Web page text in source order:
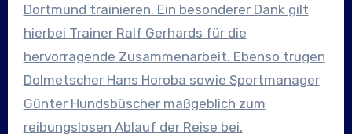
Dortmund trainieren. Ein besonderer Dank gilt
hierbei Trainer Ralf Gerhards für die
hervorragende Zusammenarbeit. Ebenso trugen
Dolmetscher Hans Horoba sowie Sportmanager
Günter Hundsbüscher maßgeblich zum
reibungslosen Ablauf der Reise bei.